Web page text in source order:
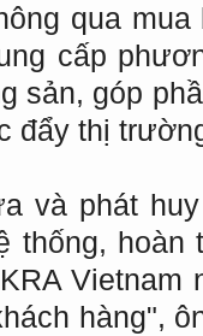
qua
cấp
sản, góp
đẩy thị
và phát
hoàn
Vietnam
hàng",